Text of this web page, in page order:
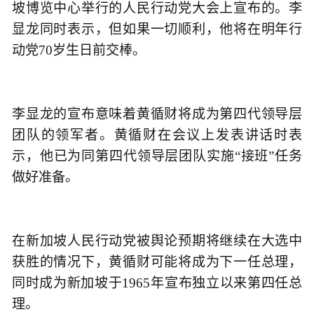
坡博览中心举行的人民行动党大会上宣布的。李
显龙同时表示，但如果一切顺利，他将在明年行
动党70岁生日前交棒。
李显龙的宣布意味着黄循财将成为第四代领导层
团队的领军者。黄循财在会议上发表讲话时表
示，他已为同第四代领导层团队实施“接班”任务
做好准备。
在新加坡人民行动党被舆论预期将继续在大选中
获胜的情况下，黄循财可能将成为下一任总理，
同时成为新加坡于1965年宣布独立以来第四任总
理。